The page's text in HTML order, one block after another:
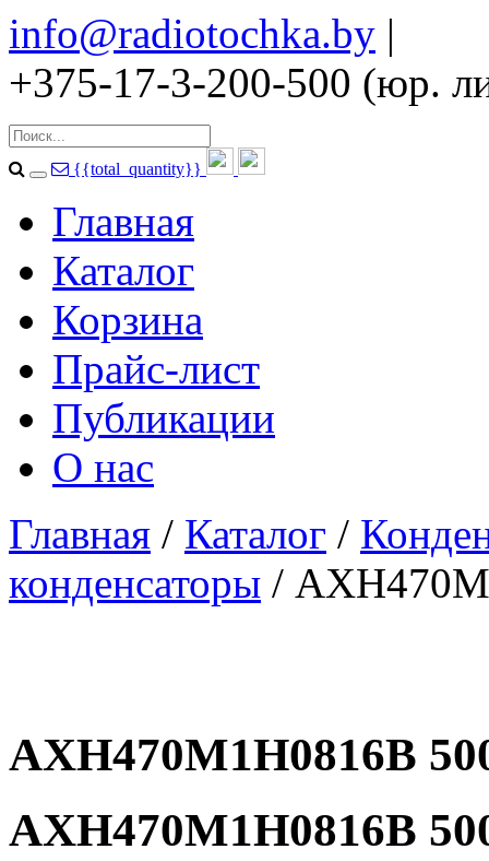
info@radiotochka.by |
+375-17-3-200-500 (юр.
{{total_quantity}}
Главная
Каталог
Корзина
Прайс-лист
Публикации
О нас
Главная / Каталог /
конденсаторы /
AXH470M1H0816B
AXH470M1H0816B